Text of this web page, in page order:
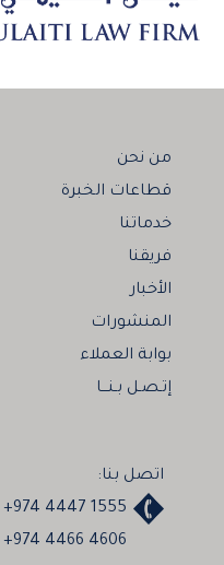
من نحن
قطاعات الخبرة
خدماتنا
فريقنا
الأخبار
المنشورات
بوابة العملاء
إتـصـل بـنـــا
اتصل بنا:
+974 4447 1555
+974 4466 4606